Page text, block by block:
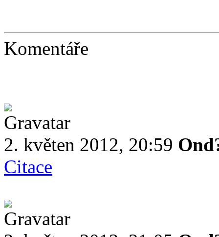
Komentáře
2. květen 2012, 20:59
Citace